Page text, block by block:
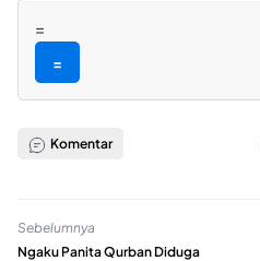
=
=
Komentar
Sebelumnya
Ngaku Panita Qurban Diduga